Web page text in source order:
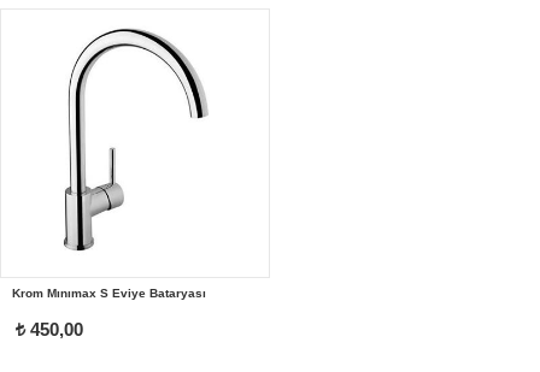
Krom Mınımax S Eviye Bataryası
t450,00